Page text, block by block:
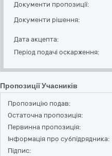
Документи пропозиції:
Документи рішення:
Дата акцепта:
Період подачі оскарження:
Пропозиції Учасників
Пропозицію подав:
Остаточна пропозиція:
Первинна пропозиція:
Інформація про субпідрядника:
Підпис: